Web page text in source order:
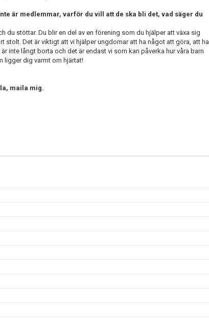
är medlemmar, varför du vill att de ska bli det, vad säger du
du stöttar. Du blir en del av en förening som du hjälper att växa sig
stolt. Det är viktigt att vi hjälper ungdomar att ha något att göra, att ha
inte långt borta och det är endast vi som kan påverka hur våra barn
ligger dig varmt om hjärtat!
maila mig.